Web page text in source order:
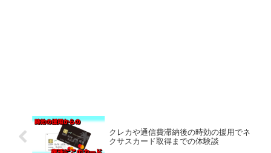
クレカや通信費滞納後の時効の援用でネ
クサスカード取得までの体験談